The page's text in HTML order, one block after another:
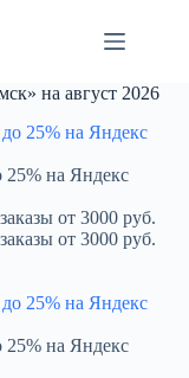
на август 2026
на Яндекс
от 3000 руб.
от 3000 руб.
на Яндекс